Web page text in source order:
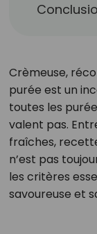
Crèmeuse,
purée est un
toutes les
valent pas.
fraîches,
n’est pas
les critères
savoureuse et